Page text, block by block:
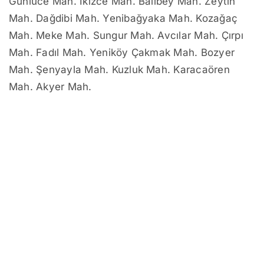
Mah. Dağdibi Mah. Yenibağyaka Mah. Kozağaç
Mah. Meke Mah. Sungur Mah. Avcılar Mah. Çırpı
Mah. Fadıl Mah. Yeniköy Çakmak Mah. Bozyer
Mah. Şenyayla Mah. Kuzluk Mah. Karacaören
Mah. Akyer Mah.